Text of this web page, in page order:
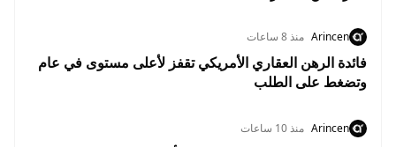
Arincen منذ 8 ساعات
فائدة الرهن العقاري الأمريكي تقفز لأعلى مستوى في عام
وتضغط على الطلب
Arincen منذ 10 ساعات